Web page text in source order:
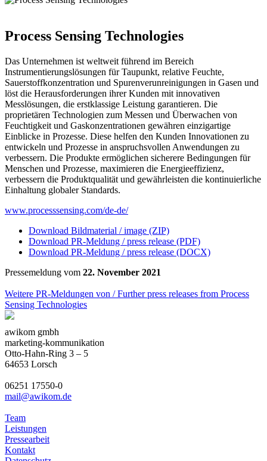
Process Sensing Technologies
Das Unternehmen ist weltweit führend im Bereich
Instrumentierungslösungen für Taupunkt, relative Feuchte,
Sauerstoffkonzentration und Spurenverunreinigungen in Gasen und
löst die Herausforderungen ihrer Kunden mit innovativen
Messlösungen, die erstklassige Leistung garantieren. Die
proprietären Technologien zum Messen und Überwachen von
Feuchtigkeit und Gaskonzentrationen gewähren einzigartige
Einblicke in Prozesse. Diese helfen den Kunden Innovationen zu
entwickeln und Prozesse in anspruchsvollen Anwendungen zu
verbessern. Die Produkte ermöglichen sicherere Bedingungen für
Menschen und Prozesse, maximieren die Energieeffizienz,
verbessern die Produktqualität und gewährleisten die kontinuierliche
Einhaltung globaler Standards.
www.processsensing.com/de-de/
Download Bildmaterial / image (ZIP)
Download PR-Meldung / press release (PDF)
Download PR-Meldung / press release (DOCX)
Pressemeldung vom 22. November 2021
Weitere PR-Meldungen von / Further press releases from Process
Sensing Technologies
awikom gmbh
marketing-kommunikation
Otto-Hahn-Ring 3 – 5
64653 Lorsch
06251 17550-0
mail@awikom.de
Team
Leistungen
Pressearbeit
Kontakt